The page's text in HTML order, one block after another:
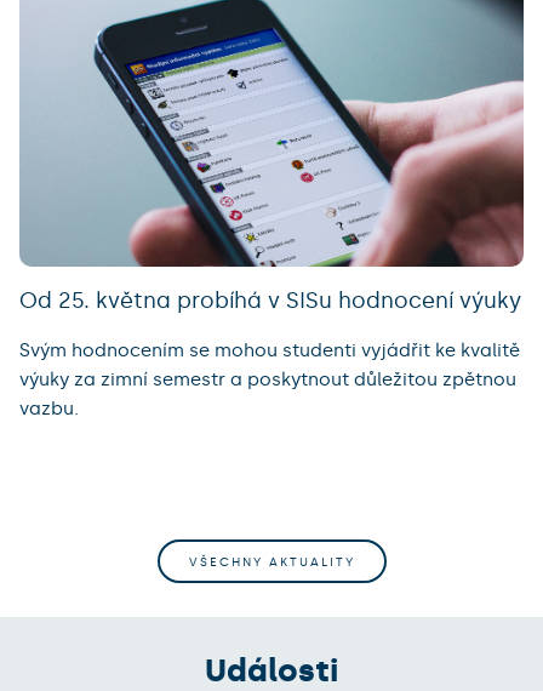
Od 25. května probíhá v SISu hodnocení výuky
Svým hodnocením se mohou studenti vyjádřit ke kvalitě
výuky za zimní semestr a poskytnout důležitou zpětnou
vazbu.
VŠECHNY AKTUALITY
Události